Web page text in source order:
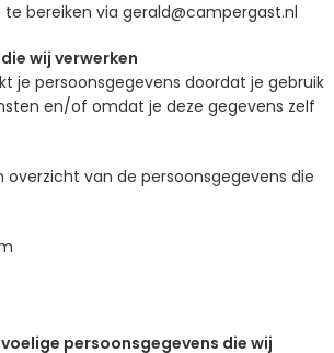
te bereiken via gerald@campergast.nl
wij verwerken
je persoonsgegevens doordat je gebruik
en/of omdat je deze gegevens zelf
overzicht van de persoonsgegevens die
persoonsgegevens die wij